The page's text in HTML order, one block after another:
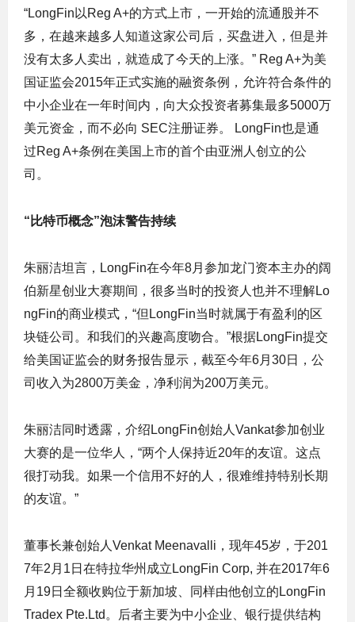
“LongFin以Reg A+的方式上市，一开始的流通股并不
多，在越来越多人知道这家公司后，买盘进入，但是并
没有太多人卖出，就造成了今天的上涨。” Reg A+为美
国证监会2015年正式实施的融资条例，允许符合条件的
中小企业在一年时间内，向大众投资者募集最多5000万
美元资金，而不必向 SEC注册证券。 LongFin也是通
过Reg A+条例在美国上市的首个由亚洲人创立的公
司。
“比特币概念”泡沫警告持续
朱丽洁坦言，LongFin在今年8月参加龙门资本主办的阔
伯新星创业大赛期间，很多当时的投资人也并不理解Lo
ngFin的商业模式，“但LongFin当时就属于有盈利的区
块链公司。和我们的兴趣高度吻合。”根据LongFin提交
给美国证监会的财务报告显示，截至今年6月30日，公
司收入为2800万美金，净利润为200万美元。
朱丽洁同时透露，介绍LongFin创始人Vankat参加创业
大赛的是一位华人，“两个人保持近20年的友谊。这点
很打动我。如果一个信用不好的人，很难维持特别长期
的友谊。”
董事长兼创始人Venkat Meenavalli，现年45岁，于201
7年2月1日在特拉华州成立LongFin Corp, 并在2017年6
月19日全额收购位于新加坡、同样由他创立的LongFin
Tradex Pte.Ltd。后者主要为中小企业、银行提供结构